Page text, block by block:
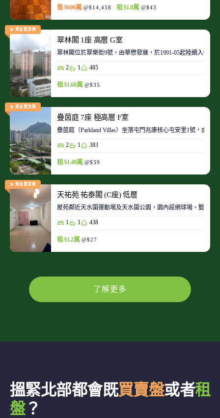
售 $600萬 @$14,458 租 $1.8萬 @$43
黃金置頂盤
翠林閣 1座 高層 G室
翠林閣位於翠樂街9號，由華懋發展，於1991-05起陸續入伙
2 1 485
租 $1.68萬 @$35
黃金置頂盤
疊茵庭 7座 極高層 F室
疊茵庭（Parkland Villas）坐落屯門兆康核心屯安里1號，由
2 1 383
租 $1.48萬 @$39
黃金置頂盤
天祐苑 祐泰閣 (C座) 低層
屋苑鄰近天水圍運動場及天水圍公園，園內設網球場、籃球
1 1 438
租 $1.2萬 @$27
了解更多
搵緊北部都會既買賣盤或者租
盤？